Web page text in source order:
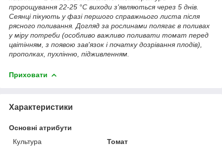
пророщування 22-25 °C виходи з'являються через 5 днів.
Сеянці пікують у фазі першого справжнього листа після
рясного поливання. Догляд за рослинами полягає в поливах
у міру потреби (особливо важливо поливати томат перед
цвітінням, з появою зав'язок і початку дозрівання плодів),
прополках, пухлінню, підживленням.
Приховати
Характеристики
Основні атрибути
Культура
Томат